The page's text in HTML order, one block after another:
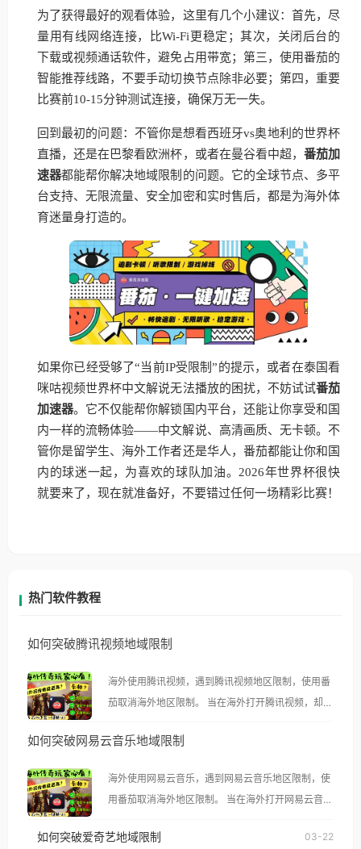
为了获得最好的观看体验，这里有几个小建议：首先，尽
量用有线网络连接，比Wi-Fi更稳定；其次，关闭后台的
下载或视频通话软件，避免占用带宽；第三，使用番茄的
智能推荐线路，不要手动切换节点除非必要；第四，重要
比赛前10-15分钟测试连接，确保万无一失。
回到最初的问题：不管你是想看西班牙vs奥地利的世界杯
直播，还是在巴黎看欧洲杯，或者在曼谷看中超， 番茄加
速器都能帮你解决地域限制的问题。它的全球节点、多平
台支持、无限流量、安全加密和实时售后，都是为海外体
育迷量身打造的。
如果你已经受够了“当前IP受限制”的提示，或者在泰国看
咪咕视频世界杯中文解说无法播放的困扰，不妨试试番茄
加速器。它不仅能帮你解锁国内平台，还能让你享受和国
内一样的流畅体验——中文解说、高清画质、无卡顿。不
管你是留学生、海外工作者还是华人，番茄都能让你和国
内的球迷一起，为喜欢的球队加油。2026年世界杯很快
就要来了，现在就准备好，不要错过任何一场精彩比赛！
热门软件教程
如何突破腾讯视频地域限制
海外使用腾讯视频，遇到腾讯视频地区限制，使用番
茄取消海外地区限制。 当在海外打开腾讯视频，却突
示语。 海外用户如香港、澳门、台湾、美国、加拿
像其他音乐平台一样，出现地区及版权限制问题，且
仅能在中国大陆地区播放。 遇到这个问题的朋友们，
使用番茄回国加速器，即可解决「海外用户收听腾讯
如何突破网易云音乐地域限制
海外使用网易云音乐，遇到网易云音乐地区限制，使
用番茄取消海外地区限制。 当在海外打开网易云音
播放”的提示语。 海外用户如香港、澳门、台湾、美
如何突破爱奇艺地域限制 03-22